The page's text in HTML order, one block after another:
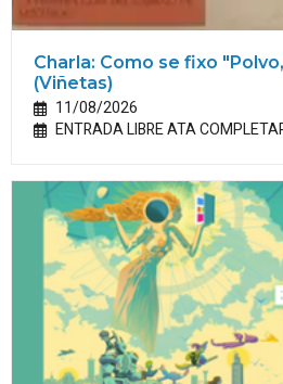
Charla: Como se fixo
(Viñetas)
11/08/2026
ENTRADA LIBRE ATA